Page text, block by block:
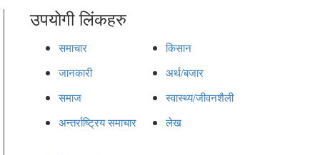
उपयोगी लिंकहरु
समाचार
किसान
जानकारी
अर्थ/बजार
समाज
स्वास्थ्य/जीवनशैली
अन्तर्राष्ट्रिय समाचार
लेख